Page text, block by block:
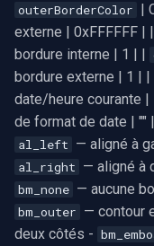
ef_denoise_cast
ef_color_noise
ef_mono_noise
Effets de
outerBorderColor |
externe | 0xFFFFFF | |
bordure interne | 1 | |
bordure externe | 1 | |
date/heure courante |
de format de date | "" |
al_left — aligné à
al_right — aligné à
bm_none — aucune
bm_outer — contour
deux côtés -